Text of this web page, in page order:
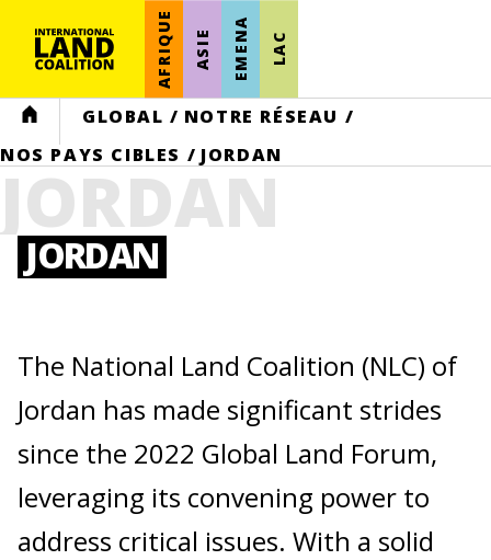
AFRIQUE ASIE EMENA LAC
HOME GLOBAL / NOTRE RÉSEAU /
NOS PAYS CIBLES / JORDAN
JORDAN
JORDAN
The National Land Coalition (NLC) of
Jordan has made significant strides
since the 2022 Global Land Forum,
leveraging its convening power to
address critical issues. With a solid